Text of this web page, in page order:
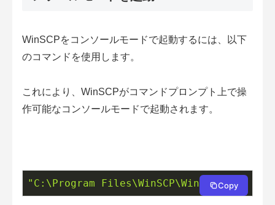
WinSCPをコンソールモードで起動するには、以下
のコマンドを使用します。
これにより、WinSCPがコマンドプロンプト上で操
作可能なコンソールモードで起動されます。
"C:\Program Files\WinSCP\WinSCP.exe"
Copy